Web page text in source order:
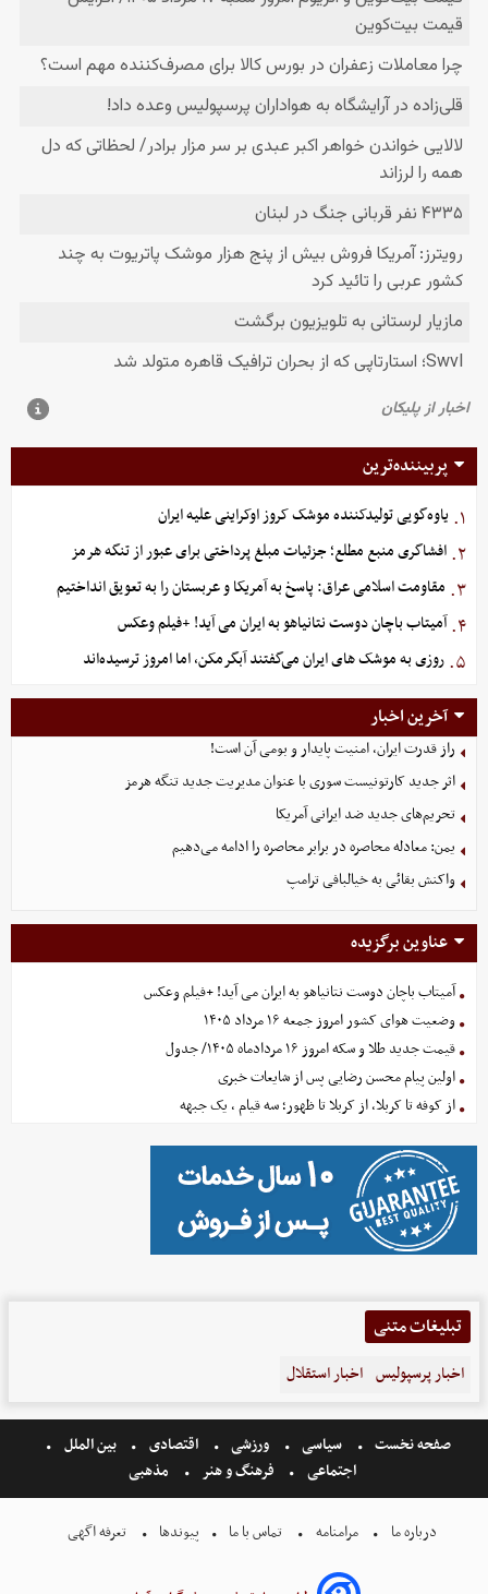
پربیننده‌ترین
۱. یاوه‌گویی تولیدکننده موشک کروز اوکراینی علیه ایران
۲. افشاگری منبع مطلع؛ جزئیات مبلغ پرداختی برای عبور از تنگه هرمز
۳. مقاومت اسلامی عراق: پاسخ به آمریکا و عربستان را به تعویق انداختیم
۴. آمیتاب باچان دوست نتانیاهو به ایران می آید! +فیلم وعکس
۵. روزی به موشک‌ های ایران می‌گفتند آبگرمکن، اما امروز ترسیده‌اند
آخرین اخبار
راز قدرت ایران، امنیت پایدار و بومی آن است!
اثر جدید کارتونیست سوری با عنوان مدیریت جدید تنگه هرمز
تحریم‌های جدید ضد ایرانی آمریکا
یمن: معادله محاصره در برابر محاصره را ادامه می‌دهیم
واکنش بقائی به خیالبافی ترامپ
عناوین برگزیده
آمیتاب باچان دوست نتانیاهو به ایران می آید! +فیلم وعکس
وضعیت هوای کشور امروز جمعه ۱۶ مرداد ۱۴۰۵
قیمت جدید طلا و سکه امروز ۱۶ مردادماه ۱۴۰۵/ جدول
اولین پیام محسن رضایی پس از شایعات خبری
از کوفه تا کربلا، از کربلا تا ظهور؛ سه قیام ، یک جبهه
تبلیغات متنی
اخبار پرسپولیس اخبار استقلال
صفحه نخست سیاسی ورزشی اقتصادی
بین الملل
اجتماعی
فرهنگ و هنر مذهبی
درباره ما مرامنامه تماس با ما پیوندها تعرفه اگهی